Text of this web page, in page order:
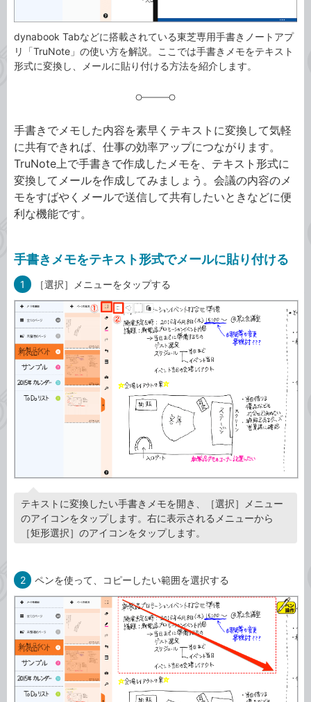
dynabook Tabなどに搭載されている東芝専用手書きノートアプ
リ「TruNote」の使い方を解説。ここでは手書きメモをテキスト
形式に変換し、メールに貼り付ける方法を紹介します。
手書きでメモした内容を素早くテキストに変換して気軽
に共有できれば、仕事の効率アップにつながります。
TruNote上で手書きで作成したメモを、テキスト形式に
変換してメールを作成してみましょう。会議の内容のメ
モをすばやくメールで送信して共有したいときなどに便
利な機能です。
手書きメモをテキスト形式でメールに貼り付ける
1 ［選択］メニューをタップする
テキストに変換したい手書きメモを開き、［選択］メニュー
のアイコンをタップします。右に表示されるメニューから
［矩形選択］のアイコンをタップします。
2 ペンを使って、コピーしたい範囲を選択する